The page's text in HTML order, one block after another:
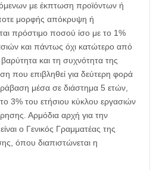
με έκπτωση προϊόντων ή
μορφής απόκρυψη ή
πρόστιμο ποσού ίσο με το 1%
και πάντως όχι κατώτερο από
και τη συχνότητα της
που επιβληθεί για δεύτερη φορά
μέσα σε διάστημα 5 ετών,
3% του ετήσιου κύκλου εργασιών
Αρμόδια αρχή για την
ο Γενικός Γραμματέας της
όπου διαπιστώνεται η